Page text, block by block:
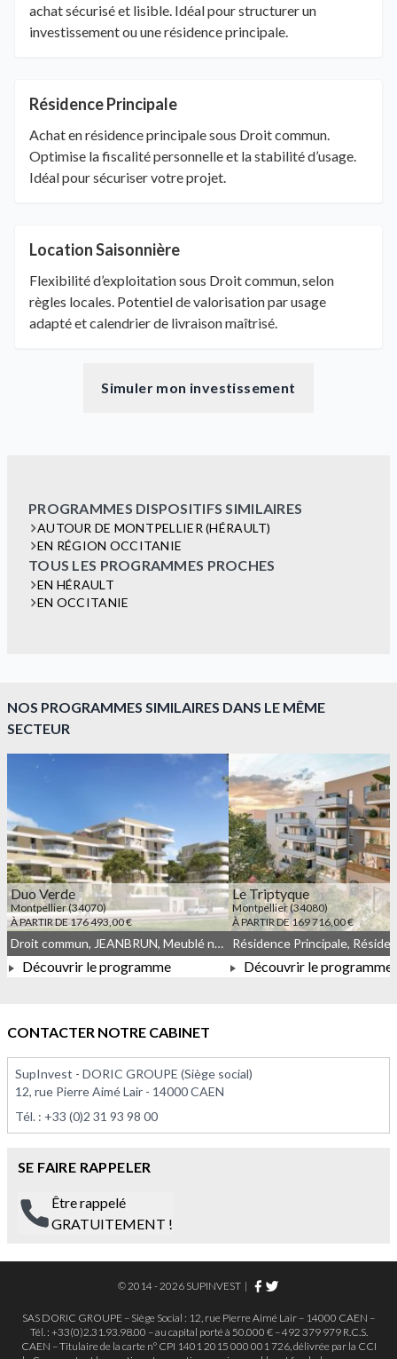
achat sécurisé et lisible. Idéal pour structurer un
investissement ou une résidence principale.
Résidence Principale
Achat en résidence principale sous Droit commun.
Optimise la fiscalité personnelle et la stabilité d’usage.
Idéal pour sécuriser votre projet.
Location Saisonnière
Flexibilité d’exploitation sous Droit commun, selon
règles locales. Potentiel de valorisation par usage
adapté et calendrier de livraison maîtrisé.
Simuler mon investissement
PROGRAMMES DISPOSITIFS SIMILAIRES
AUTOUR DE MONTPELLIER (HÉRAULT)
EN RÉGION OCCITANIE
TOUS LES PROGRAMMES PROCHES
EN HÉRAULT
EN OCCITANIE
NOS PROGRAMMES SIMILAIRES DANS LE MÊME
SECTEUR
Duo Verde
Montpellier (34070)
À PARTIR DE 176 493,00 €
À PARTIR DE 176 493,00 €
Droit commun, JEANBRUN, Meublé non géré
Découvrir le programme
Le Triptyque
Montpellier (34080)
À PARTIR DE 169 716,00 €
Découvrir le programme
CONTACTER NOTRE CABINET
SupInvest - DORIC GROUPE (Siège social)
12, rue Pierre Aimé Lair - 14000 CAEN
Tél. : +33 (0)2 31 93 98 00
SE FAIRE RAPPELER
Être rappelé
GRATUITEMENT !
© 2014 - 2026 SUPINVEST |
SAS DORIC GROUPE – Siège Social : 12, rue Pierre Aimé Lair – 14000 CAEN –
Tél. : +33(0)2.31.93.98.00 – au capital porté à 50.000 € – 492 379 979 R.C.S.
CAEN – Titulaire de la carte n° CPI 1401 2015 000 001 726, délivrée par la CCI